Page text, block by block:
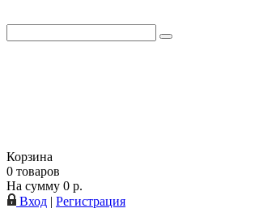
Корзина
0 товаров
На сумму 0 р.
Вход | Регистрация